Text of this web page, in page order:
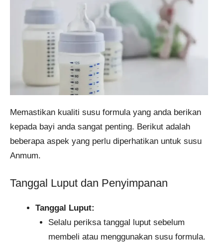
Memastikan kualiti susu formula yang anda berikan
kepada bayi anda sangat penting. Berikut adalah
beberapa aspek yang perlu diperhatikan untuk susu
Anmum.
Tanggal Luput dan Penyimpanan
Tanggal Luput:
Selalu periksa tanggal luput sebelum
membeli atau menggunakan susu formula.